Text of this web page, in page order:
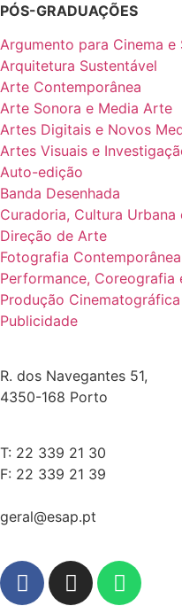
PÓS-GRADUAÇÕES
Argumento para Cinema e
Arquitetura Sustentável
Arte Contemporânea
Arte Sonora e Media Arte
Artes Digitais e Novos
Artes Visuais e
Auto-edição
Banda Desenhada
Curadoria, Cultura Urbana
Direção de Arte
Fotografia
Performance, Coreografia
Produção Cinematográfica
Publicidade
R. dos Navegantes 51,
4350-168 Porto
T: 22 339 21 30
F: 22 339 21 39
geral@esap.pt